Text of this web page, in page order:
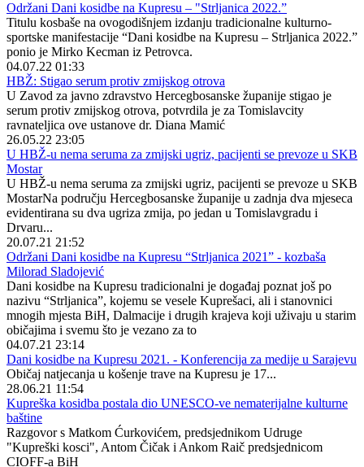
Održani Dani kosidbe na Kupresu – "Strljanica 2022.”
Titulu kosbaše na ovogodišnjem izdanju tradicionalne kulturno-
sportske manifestacije “Dani kosidbe na Kupresu – Strljanica 2022.”
ponio je Mirko Kecman iz Petrovca.
04.07.22 01:33
HBŽ: Stigao serum protiv zmijskog otrova
U Zavod za javno zdravstvo Hercegbosanske županije stigao je
serum protiv zmijskog otrova, potvrdila je za Tomislavcity
ravnateljica ove ustanove dr. Diana Mamić
26.05.22 23:05
U HBŽ-u nema seruma za zmijski ugriz, pacijenti se prevoze u SKB
Mostar
U HBŽ-u nema seruma za zmijski ugriz, pacijenti se prevoze u SKB
MostarNa području Hercegbosanske županije u zadnja dva mjeseca
evidentirana su dva ugriza zmija, po jedan u Tomislavgradu i
Drvaru...
20.07.21 21:52
Održani Dani kosidbe na Kupresu “Strljanica 2021” - kozbaša
Milorad Sladojević
Dani kosidbe na Kupresu tradicionalni je događaj poznat još po
nazivu “Strljanica”, kojemu se vesele Kuprešaci, ali i stanovnici
mnogih mjesta BiH, Dalmacije i drugih krajeva koji uživaju u starim
običajima i svemu što je vezano za to
04.07.21 23:14
Dani kosidbe na Kupresu 2021. - Konferencija za medije u Sarajevu
Običaj natjecanja u košenje trave na Kupresu je 17...
28.06.21 11:54
Kupreška kosidba postala dio UNESCO-ve nematerijalne kulturne
baštine
Razgovor s Matkom Ćurkovićem, predsjednikom Udruge
"Kupreški kosci", Antom Čičak i Ankom Raič predsjednicom
CIOFF-a BiH